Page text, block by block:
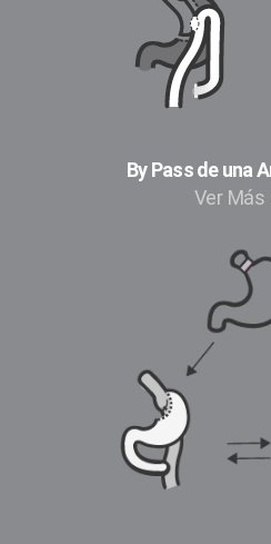
By Pass de una
Ver Más